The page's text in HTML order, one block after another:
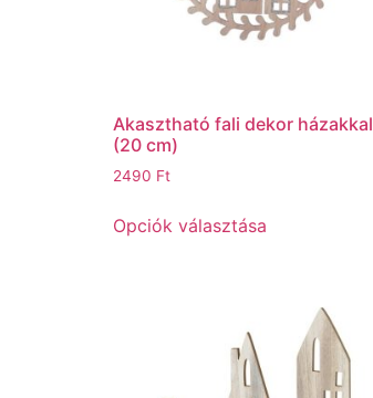
Akasztható fali dekor házakkal
(20 cm)
2490 Ft
Opciók választása